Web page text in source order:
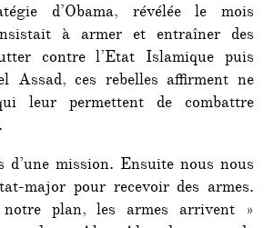
d’Obama, révélée le mois
à armer et entraîner des
contre l’Etat Islamique puis
Assad, ces rebelles affirment ne
leur permettent de combattre
d’une mission. Ensuite nous nous
major pour recevoir des armes.
notre plan, les armes arrivent »